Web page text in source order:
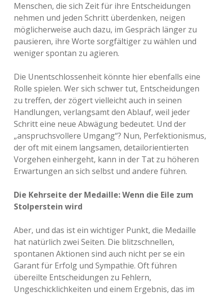
Menschen, die sich Zeit für ihre Entscheidungen
nehmen und jeden Schritt überdenken, neigen
möglicherweise auch dazu, im Gespräch länger zu
pausieren, ihre Worte sorgfältiger zu wählen und
weniger spontan zu agieren.
Die Unentschlossenheit könnte hier ebenfalls eine
Rolle spielen. Wer sich schwer tut, Entscheidungen
zu treffen, der zögert vielleicht auch in seinen
Handlungen, verlangsamt den Ablauf, weil jeder
Schritt eine neue Abwägung bedeutet. Und der
„anspruchsvollere Umgang“? Nun, Perfektionismus,
der oft mit einem langsamen, detailorientierten
Vorgehen einhergeht, kann in der Tat zu höheren
Erwartungen an sich selbst und andere führen.
Die Kehrseite der Medaille: Wenn die Eile zum
Stolperstein wird
Aber, und das ist ein wichtiger Punkt, die Medaille
hat natürlich zwei Seiten. Die blitzschnellen,
spontanen Aktionen sind auch nicht per se ein
Garant für Erfolg und Sympathie. Oft führen
übereilte Entscheidungen zu Fehlern,
Ungeschicklichkeiten und einem Ergebnis, das im